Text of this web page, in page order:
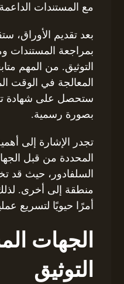
مع المستندات
بعد تقديم الأوراق،
بمراجعة المستندات
التوثيق. من المهم
المعالجة في الوقت
ستحصل على شهادة
بصورة رسمية.
تجدر الإشارة إلى
المحددة من قبل
السلفادور، حيث قد
منطقة إلى أخرى.
أمرًا حيويًا لتسريع
الجهات
التوثيق